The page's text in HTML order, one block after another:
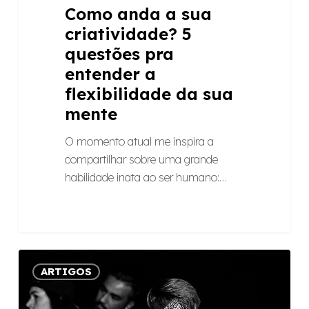
Como anda a sua
criatividade? 5
questões pra
entender a
flexibilidade da sua
mente
O momento atual me inspira a
compartilhar sobre uma grande
habilidade inata ao ser humano:…
criativa:ARTIGOS